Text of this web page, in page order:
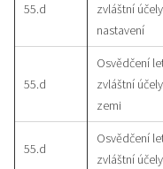
55.d
zvláštní
nastavení
55.d
Osvědčení
zvláštní
zemi
55.d
Osvědčení
zvláštní